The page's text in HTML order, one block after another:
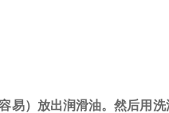
易）放出润滑油。然后用洗